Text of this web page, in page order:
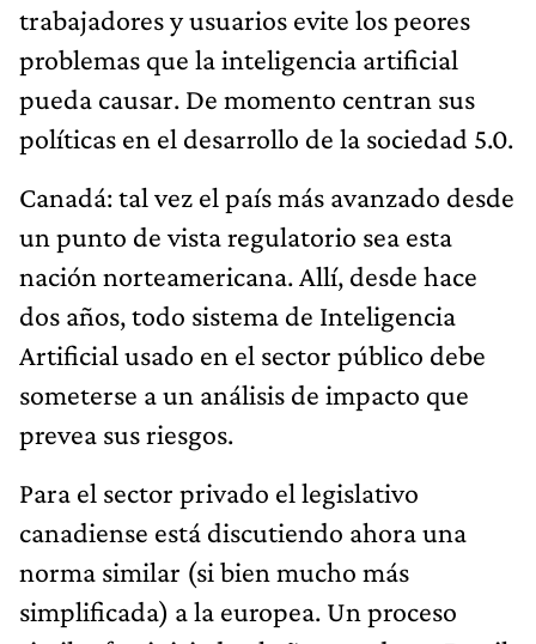
trabajadores y usuarios evite los peores
problemas que la inteligencia artificial
pueda causar. De momento centran sus
políticas en el desarrollo de la sociedad 5.0.
Canadá: tal vez el país más avanzado desde
un punto de vista regulatorio sea esta
nación norteamericana. Allí, desde hace
dos años, todo sistema de Inteligencia
Artificial usado en el sector público debe
someterse a un análisis de impacto que
prevea sus riesgos.
Para el sector privado el legislativo
canadiense está discutiendo ahora una
norma similar (si bien mucho más
simplificada) a la europea. Un proceso